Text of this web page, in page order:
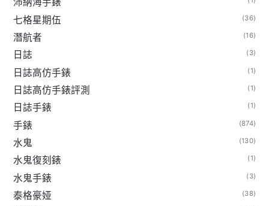
七格星期伍 (36)
潛航者 (16)
日誌 (3)
日誌高仿手錶 (1)
日誌高仿手錶評測 (1)
日誌手錶 (1)
手錶 (874)
水鬼 (130)
水鬼復刻錶 (1)
水鬼手錶 (3)
泰格豪娅 (38)